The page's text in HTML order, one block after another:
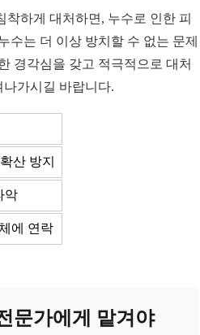
하게 대처하면, 누수로 인한 피
수는 더 이상 방치할 수 없는 문제
경각심을 갖고 적극적으로 대처
가시길 바랍니다.
산 방지
악
에 연락
문가에게 맡겨야